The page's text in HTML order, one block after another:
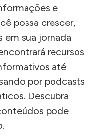
e
possa crescer,
em sua jornada
recursos
até
por podcasts
Descubra
pode